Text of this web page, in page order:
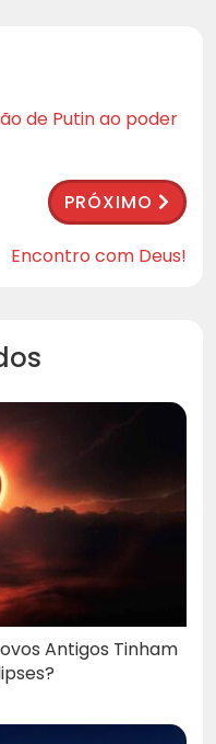
de Putin ao poder
PRÓXIMO
Encontro com Deus!
Antigos Tinham